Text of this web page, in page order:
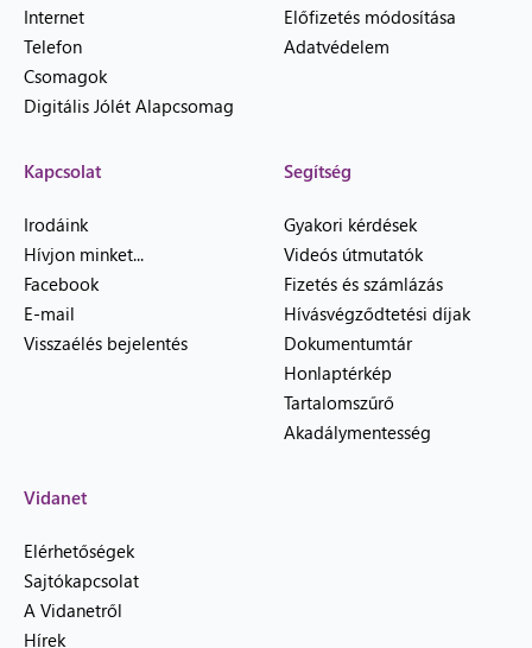
Internet
Telefon
Csomagok
Digitális Jólét Alapcsomag
Előfizetés módosítása
Adatvédelem
Kapcsolat
Irodáink
Hívjon minket...
Facebook
E-mail
Visszaélés bejelentés
Segítség
Gyakori kérdések
Videós útmutatók
Fizetés és számlázás
Hívásvégződtetési díjak
Dokumentumtár
Honlaptérkép
Tartalomszűrő
Akadálymentesség
Vidanet
Elérhetőségek
Sajtókapcsolat
A Vidanetről
Hírek